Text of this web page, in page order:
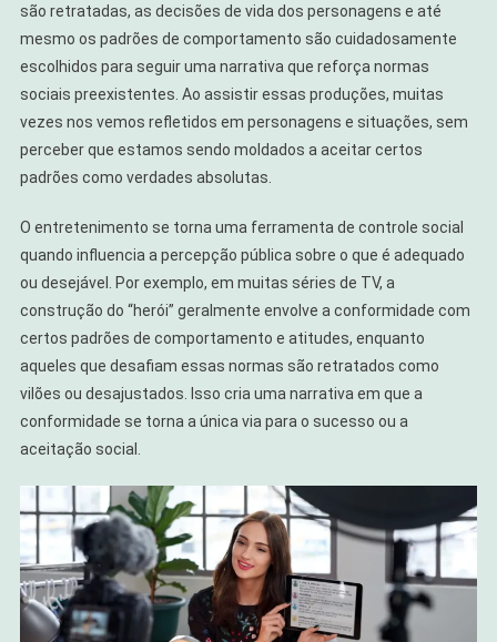
são retratadas, as decisões de vida dos personagens e até
mesmo os padrões de comportamento são cuidadosamente
escolhidos para seguir uma narrativa que reforça normas
sociais preexistentes. Ao assistir essas produções, muitas
vezes nos vemos refletidos em personagens e situações, sem
perceber que estamos sendo moldados a aceitar certos
padrões como verdades absolutas.
O entretenimento se torna uma ferramenta de controle social
quando influencia a percepção pública sobre o que é adequado
ou desejável. Por exemplo, em muitas séries de TV, a
construção do “herói” geralmente envolve a conformidade com
certos padrões de comportamento e atitudes, enquanto
aqueles que desafiam essas normas são retratados como
vilões ou desajustados. Isso cria uma narrativa em que a
conformidade se torna a única via para o sucesso ou a
aceitação social.